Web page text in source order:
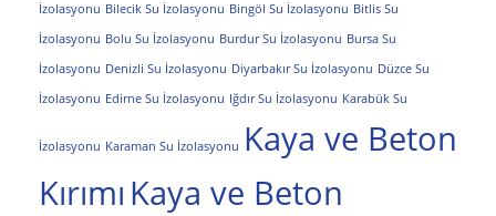
İzolasyonu Bilecik Su İzolasyonu Bingöl Su İzolasyonu Bitlis Su
İzolasyonu Bolu Su İzolasyonu Burdur Su İzolasyonu Bursa Su
İzolasyonu Denizli Su İzolasyonu Diyarbakır Su İzolasyonu Düzce Su
İzolasyonu Edirne Su İzolasyonu Iğdır Su İzolasyonu Karabük Su
İzolasyonu Karaman Su İzolasyonu Kaya ve Beton
Kırımı Kaya ve Beton